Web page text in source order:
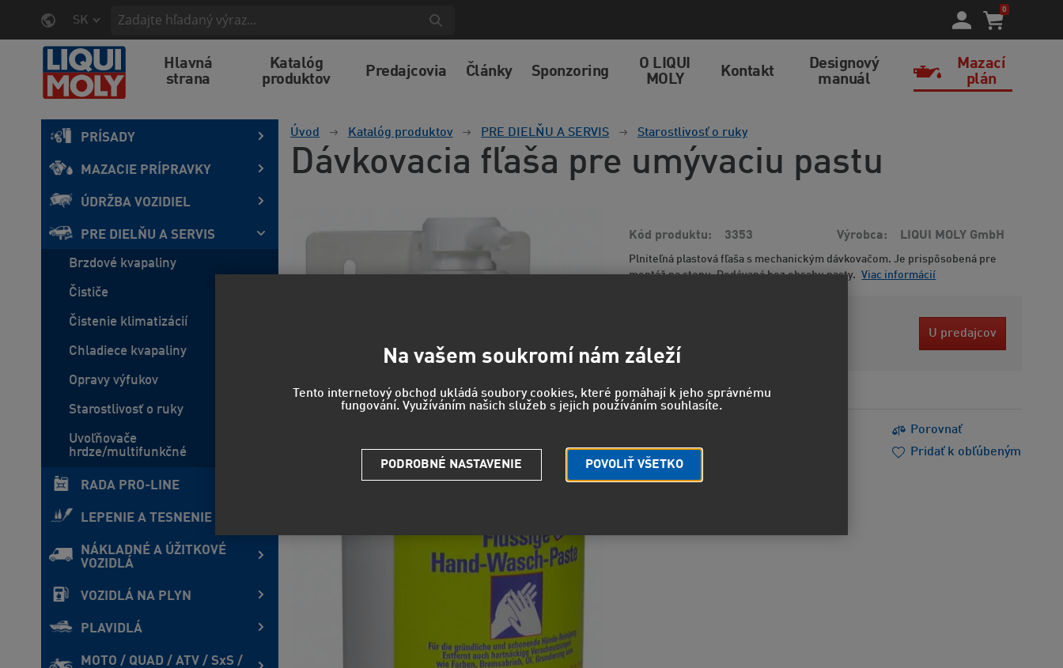
SK
0
Hlavná
strana
Katalóg
produktov
Predajcovia Články Sponzoring
O LIQUI
MOLY
Kontakt
Designový
manuál
Mazací
plán
PRÍSADY
MAZACIE PRÍPRAVKY
ÚDRŽBA VOZIDIEL
PRE DIELŇU A SERVIS
Brzdové kvapaliny
Čističe
Čistenie klimatizácií
Chladiece kvapaliny
Opravy výfukov
Starostlivosť o ruky
Uvoľňovače
hrdze/multifunkčné
RADA PRO-LINE
LEPENIE A TESNENIE
NÁKLADNÉ A ÚŽITKOVÉ
VOZIDLÁ
VOZIDLÁ NA PLYN
PLAVIDLÁ
MOTO / QUAD / ATV / SxS /
Úvod Katalóg produktov PRE DIELŇU A SERVIS Starostlivosť o ruky
Dávkovacia fľaša pre umývaciu pastu
Kód produktu 3353 Výrobca LIQUI MOLY GmbH
Plniteľná plastová fľaša s mechanickým dávkovačom. Je prispôsobená pre
montáž na stenu. Dodávaná bez obsahu pasty.
Viac informácií
30,06 EUR
U predajcov
Porovnať
Potrebujem poradiť
Pridať k obľúbeným
Na vašem soukromí nám záleží
Tento internetový obchod ukládá soubory cookies, které pomáhají k jeho správnému
fungování. Využíváním našich služeb s jejich používáním souhlasíte.
POVOLIŤ VŠETKO
PODROBNÉ NASTAVENIE